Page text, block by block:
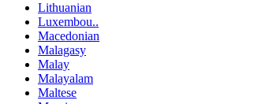
Lithuanian
Luxembou..
Macedonian
Malagasy
Malay
Malayalam
Maltese